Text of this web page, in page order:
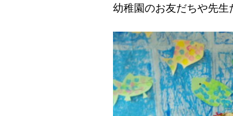
幼稚園のお友だちや先生